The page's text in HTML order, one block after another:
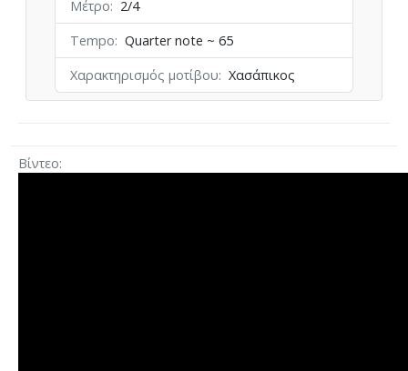
Μέτρο
2/4
Tempo
Quarter note ~ 65
Χαρακτηρισμός μοτίβου
Χασάπικος
Βίντεο